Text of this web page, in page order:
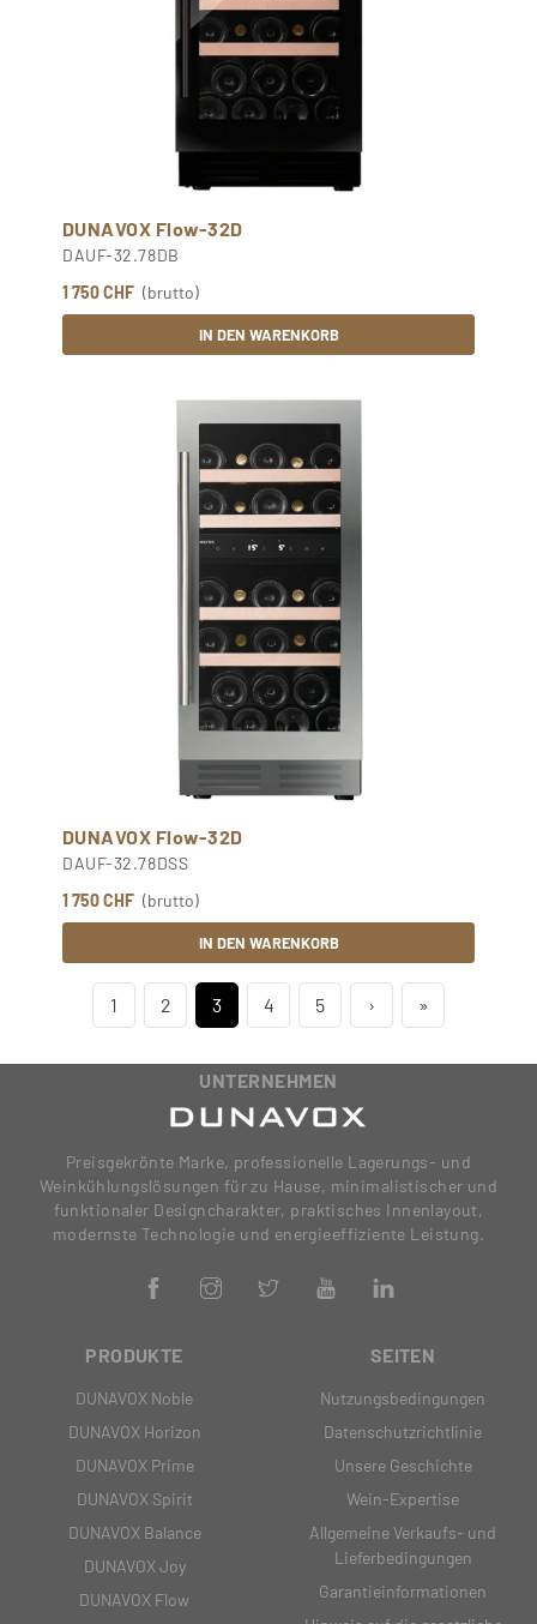
DUNAVOX Flow-32D
DAUF-32.78DB
1 750 CHF (brutto)
IN DEN WARENKORB
DUNAVOX Flow-32D
DAUF-32.78DSS
1 750 CHF (brutto)
IN DEN WARENKORB
1 2 3 4 5 › »
UNTERNEHMEN
Preisgekrönte Marke, professionelle Lagerungs- und
Weinkühlungslösungen für zu Hause, minimalistischer und
funktionaler Designcharakter, praktisches Innenlayout,
modernste Technologie und energieeffiziente Leistung.
PRODUKTE
DUNAVOX Noble
DUNAVOX Horizon
DUNAVOX Prime
DUNAVOX Spirit
DUNAVOX Balance
DUNAVOX Joy
DUNAVOX Flow
SEITEN
Nutzungsbedingungen
Datenschutzrichtlinie
Unsere Geschichte
Wein-Expertise
Allgemeine Verkaufs- und
Lieferbedingungen
Garantieinformationen